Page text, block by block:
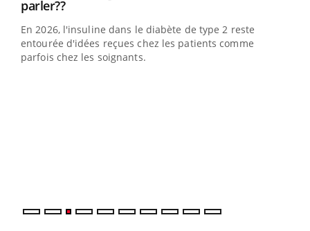
parler??Youtube
En 2026, l'insuline dans le diabète de type 2 reste
entourée d'idées reçues chez les patients comme
parfois chez les soignants.